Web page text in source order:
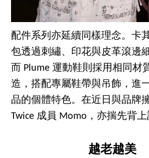
配件系列亦延續同樣理念。卡
包透過刺繡、印花與皮革滾邊
而 Plume 運動鞋則採用相同材
造，搭配專屬鞋帶與吊飾，進
品的個體特色。在近日與品牌
Twice 成員 Momo，亦揣先背上
越老越美